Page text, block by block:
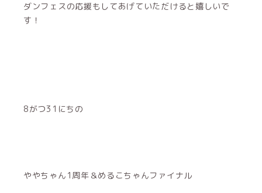
ダンフェスの応援もしてあげていただけると嬉しいで
す！
8がつ31にちの
ややちゃん1周年＆めるこちゃんファイナル